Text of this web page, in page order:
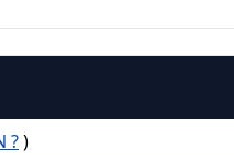
?)